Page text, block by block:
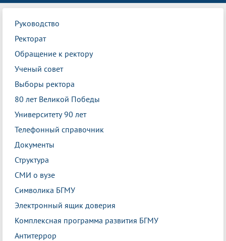
Руководство
Ректорат
Обращение к ректору
Ученый совет
Выборы ректора
80 лет Великой Победы
Университету 90 лет
Телефонный справочник
Документы
Структура
СМИ о вузе
Символика БГМУ
Электронный ящик доверия
Комплексная программа развития БГМУ
Антитеррор